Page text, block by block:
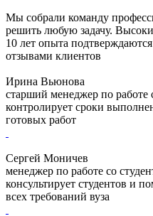
Мы собрали команду
решить любую задачу.
10 лет опыта
отзывами клиентов
Ирина Вьюнова
старший менеджер по работе
контролирует сроки
готовых работ
Сергей Моничев
менеджер по работе со
консультирует студентов и
всех требований вуза